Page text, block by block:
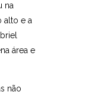
na
alto e a
área e
não